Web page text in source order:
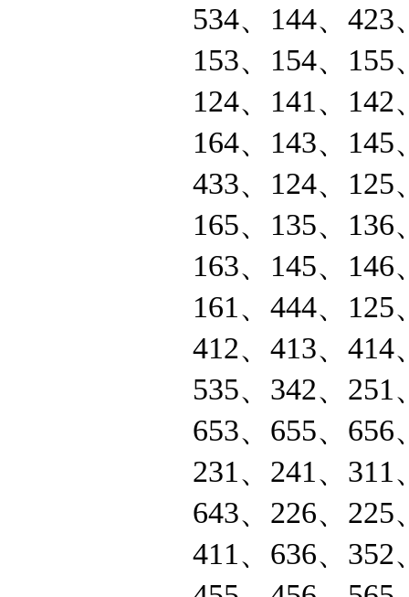
534、144、423
153、154、155
124、141、142
164、143、145
433、124、125
165、135、136
163、145、146
161、444、125
412、413、414
535、342、251
653、655、656
231、241、311
643、226、225
411、636、352